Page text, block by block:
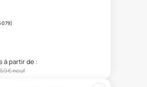
079)
à partir de :
€ neuf